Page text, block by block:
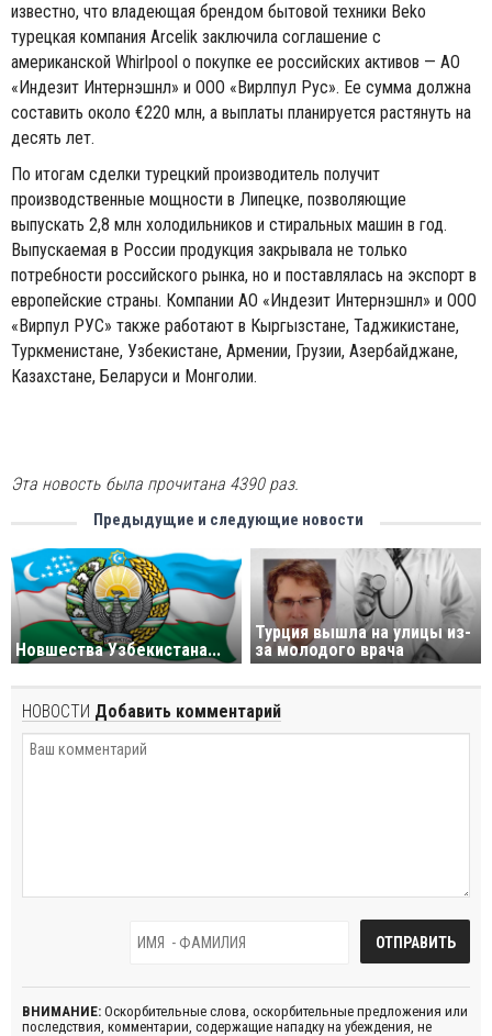
известно, что владеющая брендом бытовой техники Beko
турецкая компания Arcelik заключила соглашение с
американской Whirlpool о покупке ее российских активов — АО
«Индезит Интернэшнл» и ООО «Вирлпул Рус». Ее сумма должна
составить около €220 млн, а выплаты планируется растянуть на
десять лет.
По итогам сделки турецкий производитель получит
производственные мощности в Липецке, позволяющие
выпускать 2,8 млн холодильников и стиральных машин в год.
Выпускаемая в России продукция закрывала не только
потребности российского рынка, но и поставлялась на экспорт в
европейские страны. Компании АО «Индезит Интернэшнл» и ООО
«Вирпул РУС» также работают в Кыргызстане, Таджикистане,
Туркменистане, Узбекистане, Армении, Грузии, Азербайджане,
Казахстане, Беларуси и Монголии.
Эта новость была прочитана 4390 раз.
Предыдущие и следующие новости
Новшества Узбекистана...
Турция вышла на улицы из-
за молодого врача
НОВОСТИ Добавить комментарий
ВНИМАНИЕ: Оскорбительные слова, оскорбительные предложения или
последствия, комментарии, содержащие нападку на убеждения, не